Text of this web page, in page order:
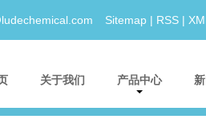
Sitemap| RSS|
关于我们 产品中心